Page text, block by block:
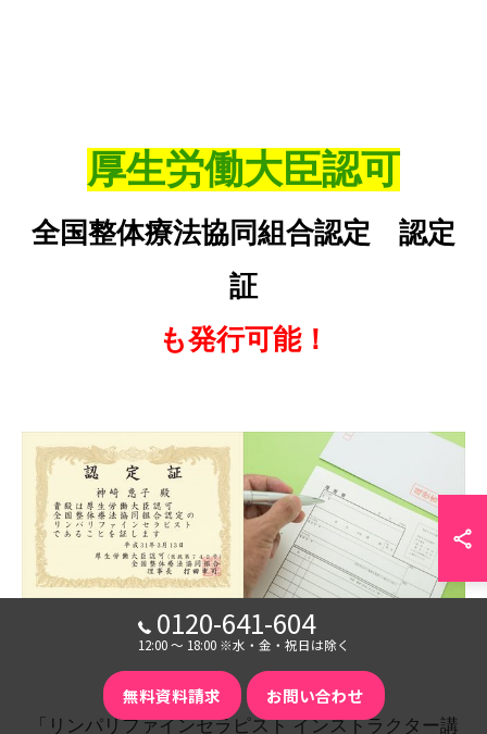
厚生労働大臣認可
全国整体療法協同組合認定 認定
証
も発行可能！
「リンパリファインセラピスト インストラクター講
0120-641-604
12:00 〜 18:00 ※水・金・祝日は除く
無料資料請求 お問い合わせ